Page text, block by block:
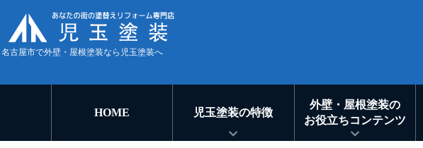
名古屋市で外壁・屋根塗装なら児玉塗装へ
HOME 児玉塗装の特徴
外壁・屋根塗装の
お役立ちコンテンツ